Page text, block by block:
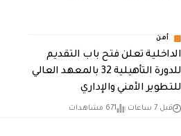
أمن
الداخلية تعلن فتح باب التقديم
للدورة التأهيلية 32 بالمعهد العالي
للتطوير الأمني والإداري
قبل 7 ساعات 671 مشاهدات